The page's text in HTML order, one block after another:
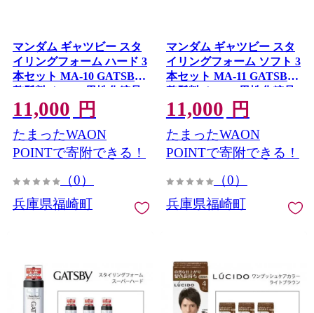
マンダム ギャツビー スタ
イリングフォーム ハード 3
本セット MA-10 GATSBY
整髪料 ムース 男性化粧品
11,000 円
たまったWAON
POINTで寄附できる！
（0）
兵庫県福崎町
マンダム ギャツビー スタ
イリングフォーム ソフト 3
本セット MA-11 GATSBY
整髪料 ムース 男性化粧品
11,000 円
たまったWAON
POINTで寄附できる！
（0）
兵庫県福崎町